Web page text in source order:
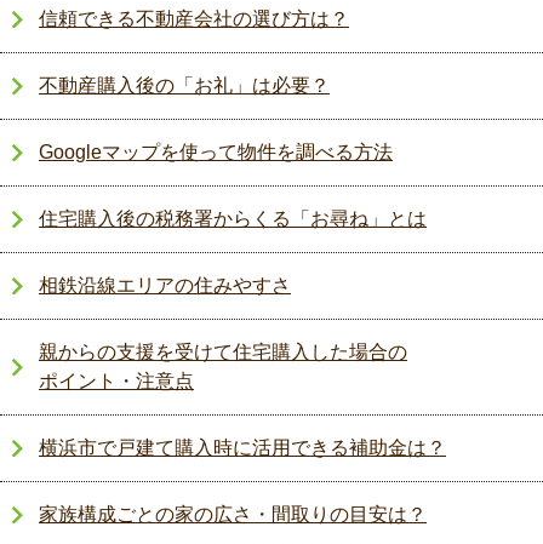
信頼できる不動産会社の選び方は？
不動産購入後の「お礼」は必要？
Googleマップを使って物件を調べる方法
住宅購入後の税務署からくる「お尋ね」とは
相鉄沿線エリアの住みやすさ
親からの支援を受けて住宅購入した場合の
ポイント・注意点
横浜市で戸建て購入時に活用できる補助金は？
家族構成ごとの家の広さ・間取りの目安は？